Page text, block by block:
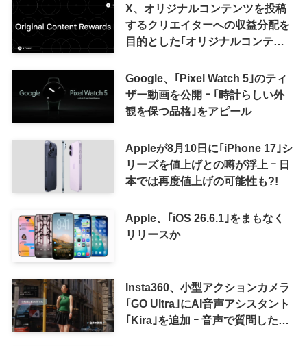
X、オリジナルコンテンツを投稿
するクリエイターへの収益分配を
目的とした｢オリジナルコンテン
来の｢収益分配｣は廃止
Google、｢Pixel Watch 5｣のティ
ザー動画を公開 ｰ ｢時計らしい外
観を保つ品格｣をアピール
Appleが8月10日に｢iPhone 17｣シ
リーズを値上げとの噂が浮上 ｰ 日
本では再度値上げの可能性も?!
Apple、｢iOS 26.6.1｣をまもなく
リリースか
Insta360、小型アクションカメラ
｢GO Ultra｣にAI音声アシスタント
｢Kira｣を追加 ｰ 音声で質問した